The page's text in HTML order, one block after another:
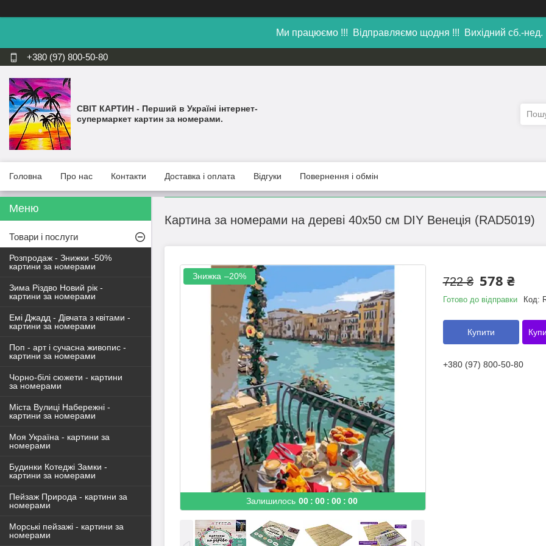
Ми працюємо !!! Відправляємо щодня !!! Вихідний сб.-нед.
+380 (97) 800-50-80
СВІТ КАРТИН - Перший в Україні інтернет-
супермаркет картин за номерами.
Головна Про нас Контакти Доставка і оплата Відгуки Повернення і обмін
Картина за номерами на дереві 40х50 см DIY Венеція (RAD5019)
Залишилось 00 00 00 00
–20% 722 ₴ 578 ₴
Готово до відправки Код:
Купити
+380 (97) 800-50-80
Товари і послуги
Розпродаж - Знижки -50%
картини за номерами
Зима Різдво Новий рік -
картини за номерами
Емі Джадд - Дівчата з квітами -
картини за номерами
Поп - арт і сучасна живопис -
картини за номерами
Чорно-білі сюжети - картини
за номерами
Міста Вулиці Набережні -
картини за номерами
Моя Україна - картини за
номерами
Будинки Котеджі Замки -
картини за номерами
Пейзаж Природа - картини за
номерами
Морські пейзажі - картини за
номерами